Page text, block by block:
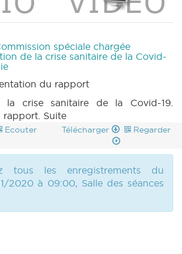
spéciale chargée
de la crise sanitaire de la Covid-
du rapport
crise sanitaire de la Covid-19.
rapport. Suite
Ecouter Télécharger Regarder
tous les enregistrements du
2020 à 09:00, Salle des séances